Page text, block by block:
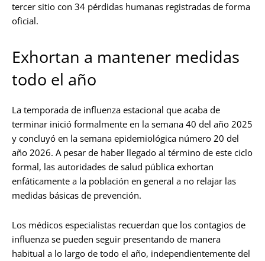
tercer sitio con 34 pérdidas humanas registradas de forma
oficial.
Exhortan a mantener medidas
todo el año
La temporada de influenza estacional que acaba de
terminar inició formalmente en la semana 40 del año 2025
y concluyó en la semana epidemiológica número 20 del
año 2026. A pesar de haber llegado al término de este ciclo
formal, las autoridades de salud pública exhortan
enfáticamente a la población en general a no relajar las
medidas básicas de prevención.
Los médicos especialistas recuerdan que los contagios de
influenza se pueden seguir presentando de manera
habitual a lo largo de todo el año, independientemente del